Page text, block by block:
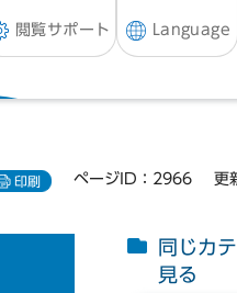
閲覧サポート Language
印刷 ページID：2966 更
同じカ
見る